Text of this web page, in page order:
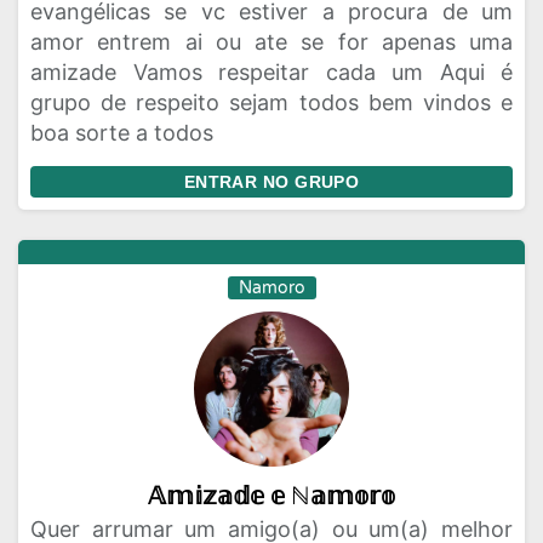
Moda e Beleza
Musicas
Namoro
Negocios
Novelas
Profissoes
Receitas
Redes Sociais
Tecnologia
Vagas de Emprego
evangélicas se vc estiver a procura de um
amor entrem ai ou ate se for apenas uma
amizade Vamos respeitar cada um Aqui é
grupo de respeito sejam todos bem vindos e
boa sorte a todos
ENTRAR NO GRUPO
Namoro
𝔸𝕞𝕚𝕫𝕒𝕕𝕖 𝕖 ℕ𝕒𝕞𝕠𝕣𝕠
Quer arrumar um amigo(a) ou um(a) melhor